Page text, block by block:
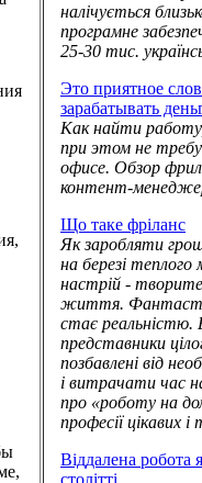
налічується
програмне
25-30 тис.
Это приятное
зарабатывать
Как найти
при этом не
офисе. Обзор
контент-
Що таке фріланс
Як заробляти
на березі
настрій - творите
життя.
стає
представники
позбавлені від
і витрачати час
про «роботу на
професії цікавих і
Віддалена робота